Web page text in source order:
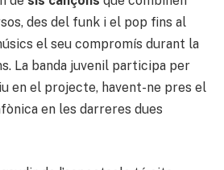
des del funk i el pop fins al
el seu compromís durant la
La banda juvenil participa per
en el projecte, havent-ne pres el
en les darreres dues